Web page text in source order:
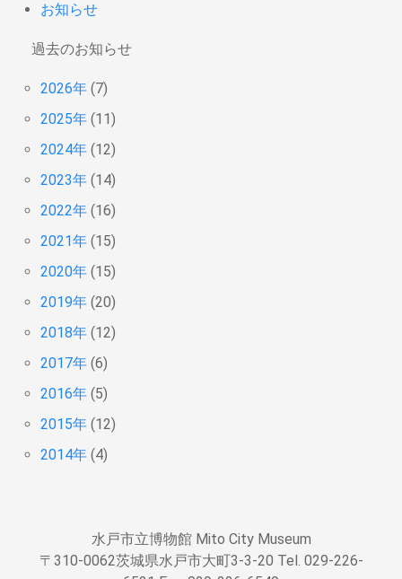
お知らせ
過去のお知らせ
2026年 (7)
2025年 (11)
2024年 (12)
2023年 (14)
2022年 (16)
2021年 (15)
2020年 (15)
2019年 (20)
2018年 (12)
2017年 (6)
2016年 (5)
2015年 (12)
2014年 (4)
水戸市立博物館 Mito City Museum
〒310-0062茨城県水戸市大町3-3-20 Tel. 029-226-